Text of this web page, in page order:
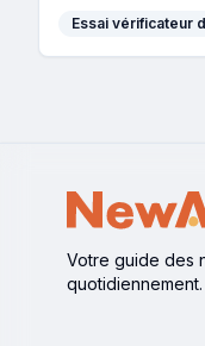
Essai vérificateur
Votre guide des
quotidiennement.